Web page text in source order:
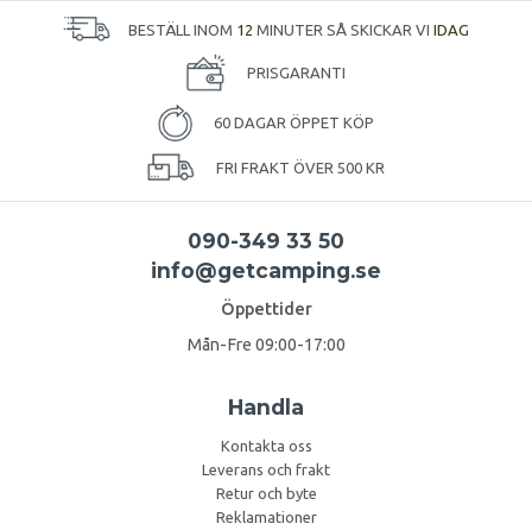
BESTÄLL INOM 12 MINUTER SÅ SKICKAR VI IDAG
PRISGARANTI
60 DAGAR ÖPPET KÖP
FRI FRAKT ÖVER 500 KR
090-349 33 50
info@getcamping.se
Öppettider
Mån-Fre 09:00-17:00
Handla
Kontakta oss
Leverans och frakt
Retur och byte
Reklamationer